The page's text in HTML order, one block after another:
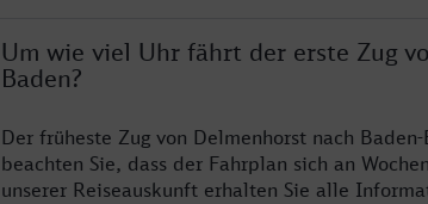
Um wie viel Uhr fährt der erste Zug
Baden?
Der früheste Zug von Delmenhorst nach
beachten Sie, dass der Fahrplan sich an
unserer Reiseauskunft erhalten Sie alle